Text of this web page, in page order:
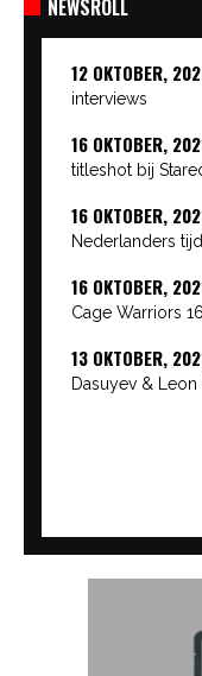
NEWSROLL
12 OKTOBER,
interviews
16 OKTOBER,
titleshot bij
16 OKTOBER,
Nederlanders
16 OKTOBER,
Cage Warriors
13 OKTOBER,
Dasuyev & Leon